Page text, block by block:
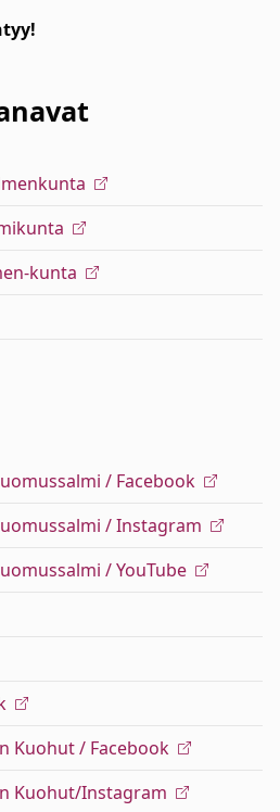
kunta
/ Facebook
/ Instagram
/ YouTube
Kuohut / Facebook
Kuohut/Instagram